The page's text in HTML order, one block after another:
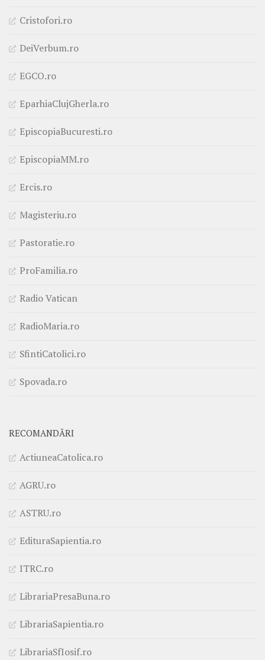
Cristofori.ro
DeiVerbum.ro
EGCO.ro
EparhiaClujGherla.ro
EpiscopiaBucuresti.ro
EpiscopiaMM.ro
Ercis.ro
Magisteriu.ro
Pastoratie.ro
ProFamilia.ro
Radio Vatican
RadioMaria.ro
SfintiCatolici.ro
Spovada.ro
RECOMANDĂRI
ActiuneaCatolica.ro
AGRU.ro
ASTRU.ro
EdituraSapientia.ro
ITRC.ro
LibrariaPresaBuna.ro
LibrariaSapientia.ro
LibrariaSfIosif.ro